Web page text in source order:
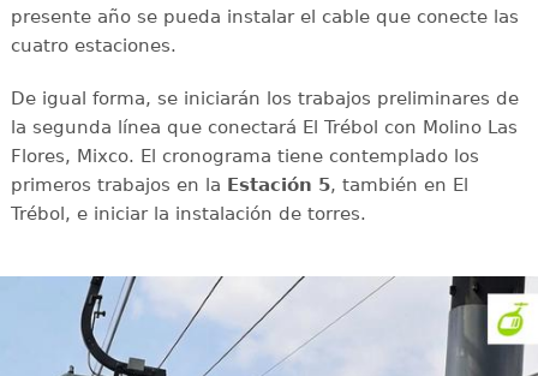
presente año se pueda instalar el cable que conecte las
cuatro estaciones.
De igual forma, se iniciarán los trabajos preliminares de
la segunda línea que conectará El Trébol con Molino Las
Flores, Mixco. El cronograma tiene contemplado los
primeros trabajos en la Estación 5, también en El
Trébol, e iniciar la instalación de torres.